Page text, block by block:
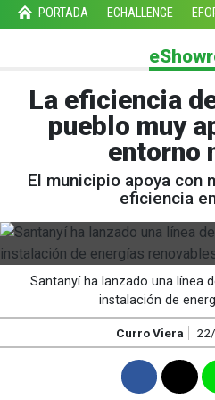
PORTADA ECHALLENGE
La eficiencia
pueblo muy
entorno
El municipio apoya con
eficiencia
Santanyí ha lanzado una línea
instalación de
Curro Viera